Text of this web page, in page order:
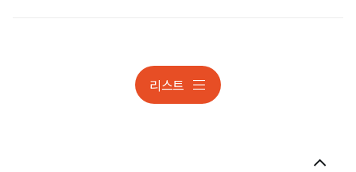
개인정보 조사대응 및 분쟁리스트